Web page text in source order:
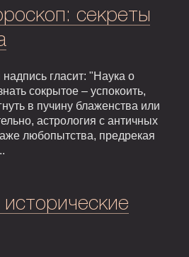
секреты
гласит: "Наука о
сокрытое – успокоить,
в пучину блаженства или
астрология с античных
любопытства, предрекая